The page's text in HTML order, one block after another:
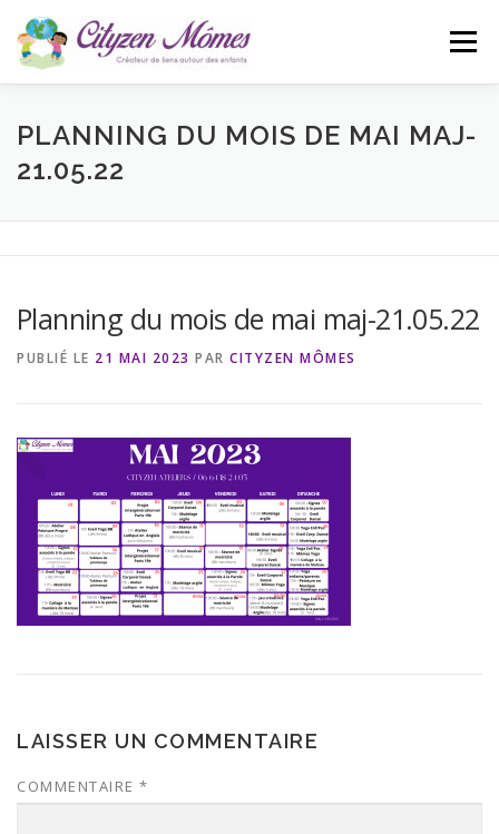
contenu
Menu
ACCUEIL L’ASSOCIATION ACTUALITÉS
PLANNING DU MOIS DE MAI MAJ-
21.05.22
Planning du mois de mai maj-21.05.22
PUBLIÉ LE 21 MAI 2023 PAR CITYZEN MÔMES
LAISSER UN COMMENTAIRE
COMMENTAIRE *